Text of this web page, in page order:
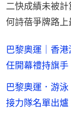
二快成績未被
何詩蓓爭牌路上
巴黎奧運｜香
任開幕禮持旗手
巴黎奧運．游
接力隊名單出爐